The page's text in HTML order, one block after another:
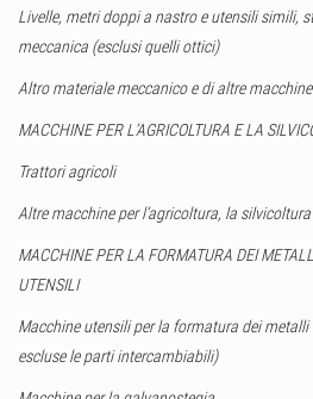
Livelle, metri doppi a nastro e utensili simili,
meccanica (esclusi quelli ottici)
Altro materiale meccanico e di altre
MACCHINE PER L’AGRICOLTURA E LA
Trattori agricoli
Altre macchine per l’agricoltura, la
MACCHINE PER LA FORMATURA DEI
UTENSILI
Macchine utensili per la formatura dei metalli
escluse le parti intercambiabili)